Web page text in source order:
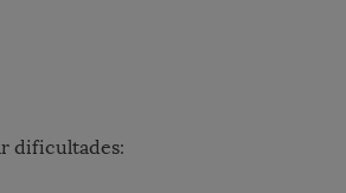
dificultades: